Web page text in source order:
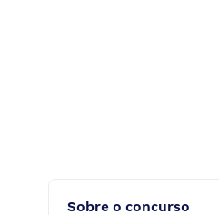
Sobre o concurso